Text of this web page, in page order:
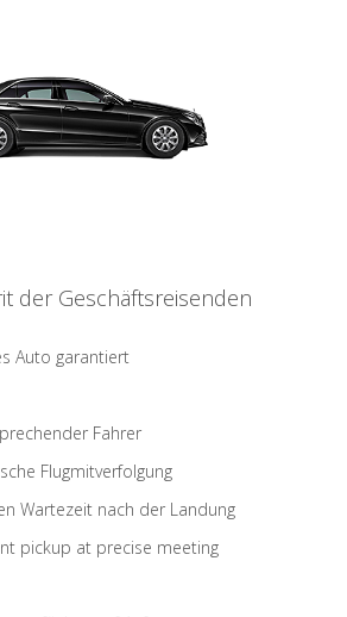
der Geschäftsreisenden
Auto garantiert
Fahrer
Flugmitverfolgung
Wartezeit nach der Landung
pickup at precise meeting